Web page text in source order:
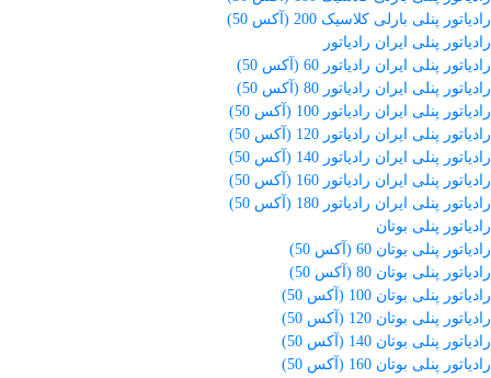
رادیاتور پنلی بارلی کلاسیک 200 (آکس 50)
رادیاتور پنلی ایران رادیاتور
رادیاتور پنلی ایران رادیاتور 60 (آکس 50)
رادیاتور پنلی ایران رادیاتور 80 (آکس 50)
رادیاتور پنلی ایران رادیاتور 100 (آکس 50)
رادیاتور پنلی ایران رادیاتور 120 (آکس 50)
رادیاتور پنلی ایران رادیاتور 140 (آکس 50)
رادیاتور پنلی ایران رادیاتور 160 (آکس 50)
رادیاتور پنلی ایران رادیاتور 180 (آکس 50)
رادیاتور پنلی بوتان
رادیاتور پنلی بوتان 60 (آکس 50)
رادیاتور پنلی بوتان 80 (آکس 50)
رادیاتور پنلی بوتان 100 (آکس 50)
رادیاتور پنلی بوتان 120 (آکس 50)
رادیاتور پنلی بوتان 140 (آکس 50)
رادیاتور پنلی بوتان 160 (آکس 50)